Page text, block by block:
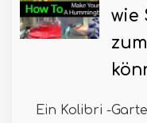
wie
Ein Kolibri -